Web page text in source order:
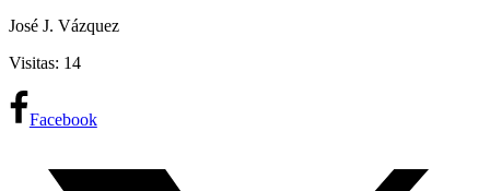
José J. Vázquez
Visitas: 14
Facebook